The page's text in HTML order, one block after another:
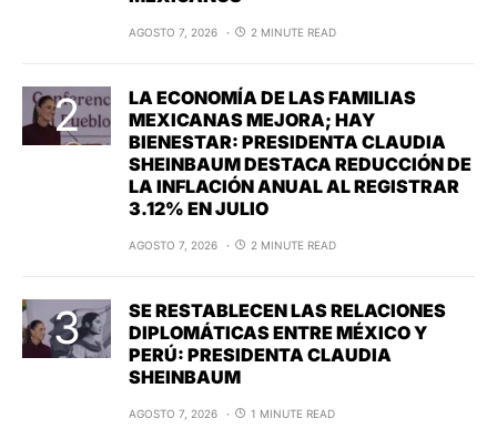
AGOSTO 7, 2026 2 MINUTE READ
LA ECONOMÍA DE LAS FAMILIAS
MEXICANAS MEJORA; HAY
BIENESTAR: PRESIDENTA CLAUDIA
SHEINBAUM DESTACA REDUCCIÓN DE
LA INFLACIÓN ANUAL AL REGISTRAR
3.12% EN JULIO
AGOSTO 7, 2026 2 MINUTE READ
SE RESTABLECEN LAS RELACIONES
DIPLOMÁTICAS ENTRE MÉXICO Y
PERÚ: PRESIDENTA CLAUDIA
SHEINBAUM
AGOSTO 7, 2026 1 MINUTE READ